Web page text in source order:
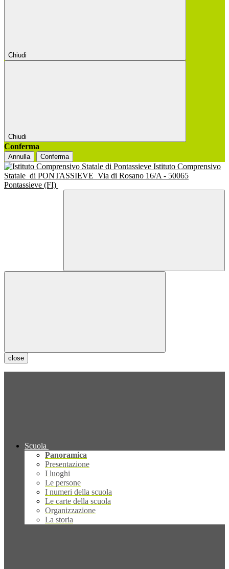
Chiudi
Chiudi
Conferma
Annulla Conferma
Istituto Comprensivo
Statale di PONTASSIEVE Via di Rosano 16/A - 50065
Pontassieve (FI)
close
Scuola
Panoramica
Presentazione
I luoghi
Le persone
I numeri della scuola
Le carte della scuola
Organizzazione
La storia